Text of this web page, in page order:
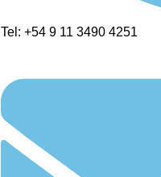
Tel: +54 9 11 3490 4251